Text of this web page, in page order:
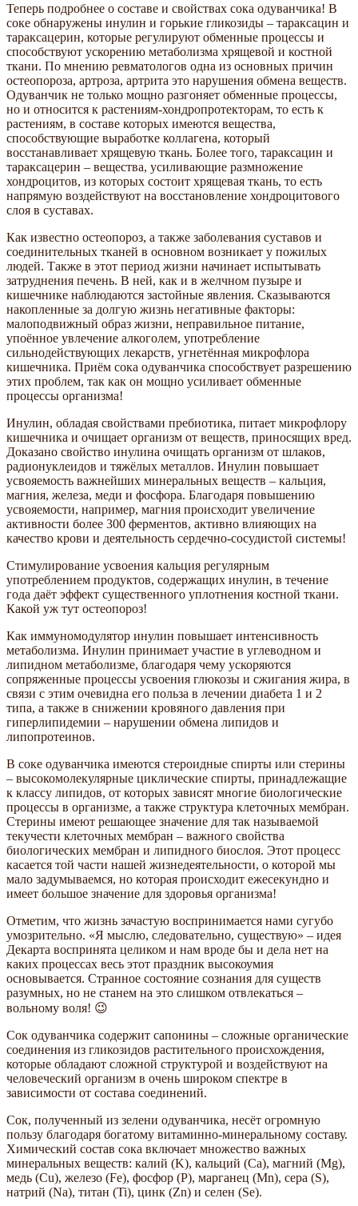
Теперь подробнее о составе и свойствах сока одуванчика! В
соке обнаружены инулин и горькие гликозиды – тараксацин и
тараксацерин, которые регулируют обменные процессы и
способствуют ускорению метаболизма хрящевой и костной
ткани. По мнению ревматологов одна из основных причин
остеопороза, артроза, артрита это нарушения обмена веществ.
Одуванчик не только мощно разгоняет обменные процессы,
но и относится к растениям-хондропротекторам, то есть к
растениям, в составе которых имеются вещества,
способствующие выработке коллагена, который
восстанавливает хрящевую ткань. Более того, тараксацин и
тараксацерин – вещества, усиливающие размножение
хондроцитов, из которых состоит хрящевая ткань, то есть
напрямую воздействуют на восстановление хондроцитового
слоя в суставах.
Как известно остеопороз, а также заболевания суставов и
соединительных тканей в основном возникает у пожилых
людей. Также в этот период жизни начинает испытывать
затруднения печень. В ней, как и в желчном пузыре и
кишечнике наблюдаются застойные явления. Сказываются
накопленные за долгую жизнь негативные факторы:
малоподвижный образ жизни, неправильное питание,
упоённое увлечение алкоголем, употребление
сильнодействующих лекарств, угнетённая микрофлора
кишечника. Приём сока одуванчика способствует разрешению
этих проблем, так как он мощно усиливает обменные
процессы организма!
Инулин, обладая свойствами пребиотика, питает микрофлору
кишечника и очищает организм от веществ, приносящих вред.
Доказано свойство инулина очищать организм от шлаков,
радионуклеидов и тяжёлых металлов. Инулин повышает
усвояемость важнейших минеральных веществ – кальция,
магния, железа, меди и фосфора. Благодаря повышению
усвояемости, например, магния происходит увеличение
активности более 300 ферментов, активно влияющих на
качество крови и деятельность сердечно-сосудистой системы!
Стимулирование усвоения кальция регулярным
употреблением продуктов, содержащих инулин, в течение
года даёт эффект существенного уплотнения костной ткани.
Какой уж тут остеопороз!
Как иммуномодулятор инулин повышает интенсивность
метаболизма. Инулин принимает участие в углеводном и
липидном метаболизме, благодаря чему ускоряются
сопряженные процессы усвоения глюкозы и сжигания жира, в
связи с этим очевидна его польза в лечении диабета 1 и 2
типа, а также в снижении кровяного давления при
гиперлипидемии – нарушении обмена липидов и
липопротеинов.
В соке одуванчика имеются стероидные спирты или стерины
– высокомолекулярные циклические спирты, принадлежащие
к классу липидов, от которых зависят многие биологические
процессы в организме, а также структура клеточных мембран.
Стерины имеют решающее значение для так называемой
текучести клеточных мембран – важного свойства
биологических мембран и липидного биослоя. Этот процесс
касается той части нашей жизнедеятельности, о которой мы
мало задумываемся, но которая происходит ежесекундно и
имеет большое значение для здоровья организма!
Отметим, что жизнь зачастую воспринимается нами сугубо
умозрительно. «Я мыслю, следовательно, существую» – идея
Декарта воспринята целиком и нам вроде бы и дела нет на
каких процессах весь этот праздник высокоумия
основывается. Странное состояние сознания для существ
разумных, но не станем на это слишком отвлекаться –
вольному воля! 😉
Сок одуванчика содержит сапонины – сложные органические
соединения из гликозидов растительного происхождения,
которые обладают сложной структурой и воздействуют на
человеческий организм в очень широком спектре в
зависимости от состава соединений.
Сок, полученный из зелени одуванчика, несёт огромную
пользу благодаря богатому витаминно-минеральному составу.
Химический состав сока включает множество важных
минеральных веществ: калий (K), кальций (Ca), магний (Mg),
медь (Cu), железо (Fe), фосфор (P), марганец (Mn), сера (S),
натрий (Na), титан (Ti), цинк (Zn) и селен (Se).